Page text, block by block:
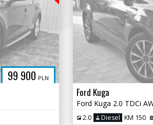
99 900 PLN
Ford Kuga
2.0 Diesel KM 150